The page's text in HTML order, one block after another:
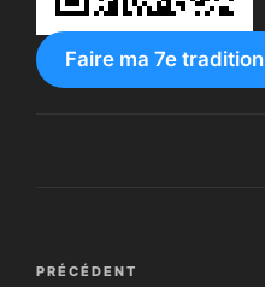
Faire ma 7e tradition
Navigation
Article
PRÉCÉDENT